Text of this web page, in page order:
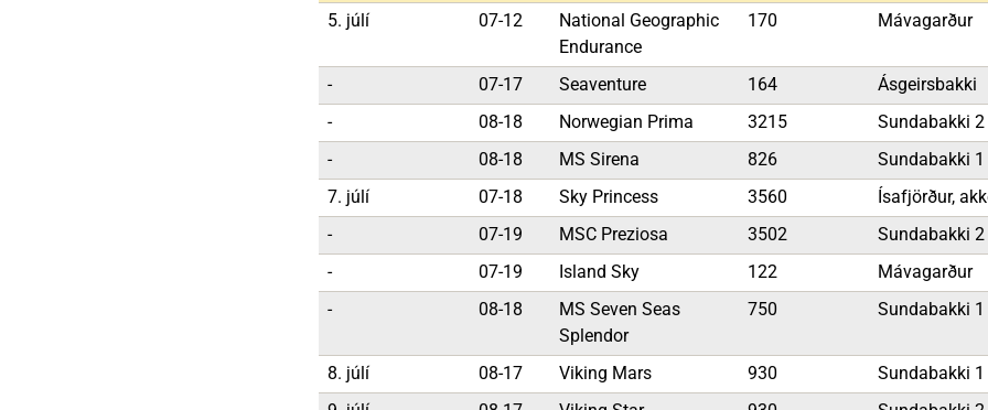
5. júlí
07-12
National Geographic
Endurance
170 Mávagarður
- 07-17 Seaventure 164
Ásgeirsbakki
-
08-18 Norwegian Prima 3215
Sundabakki 2
-
08-18 MS Sirena 826
Sundabakki 1
7. júlí
07-18 Sky Princess 3560
Ísafjörður,
-
07-19 MSC Preziosa 3502
Sundabakki 2
-
07-19 Island Sky 122
Mávagarður
-
08-18
MS Seven Seas
Splendor
750 Sundabakki 1
8. júlí 08-17 Viking Mars 930
Sundabakki 1